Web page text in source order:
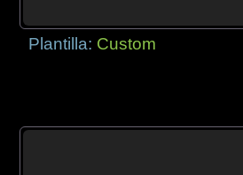
Plantilla: Custom